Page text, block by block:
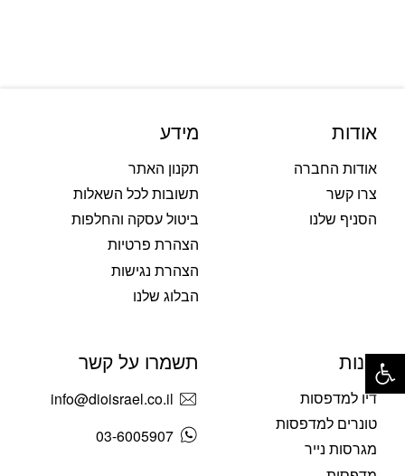
אודות
אודות החברה
צרו קשר
הסניף שלנו
מידע
תקנון האתר
תשובות לכל השאלות
ביטול עסקה והחלפות
הצהרת פרטיות
הצהרת נגישות
הבלוג שלנו
חנות
דיו למדפסות
טונרים למדפסות
מגרסות נייר
תשמרו על קשר
info@dioisrael.co.il
03-6005907
פתח סרגל נגישות